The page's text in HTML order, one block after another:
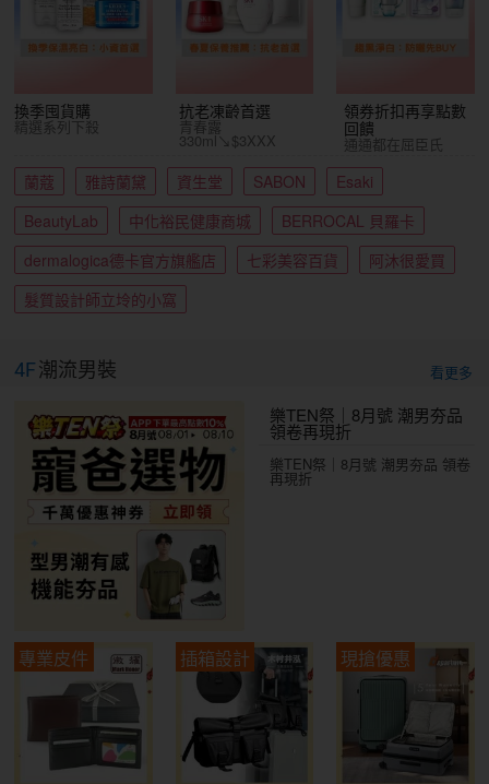
換季囤貨購
精選系列下殺
抗老凍齡首選
青春露
330ml↘$3XXX
領券折扣再享點數
回饋
通通都在屈臣氏
蘭蔻 雅詩蘭黛 資生堂 SABON
Esaki
BeautyLab
中化裕民健康商城
BERROCAL 貝羅卡
dermalogica德卡官方旗艦店
七彩美容百貨
阿沐很愛買
髮質設計師立坽的小窩
4F潮流男裝 看更多
樂TEN祭｜8月號 潮男夯品
領卷再現折
樂TEN祭｜8月號 潮男夯品 領卷
再現折
專業皮件 插箱設計 現搶優惠